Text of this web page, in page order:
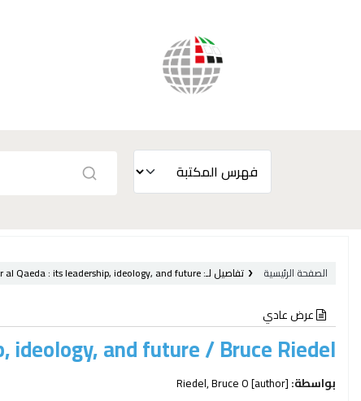
الصفحة الرئيسية تفاصيل لـ: al Qaeda :its leadership, ideology, and future /
عرض عادي
ideology, and future /Bruce Riedel.
بواسطة: Riedel, Bruce O[author]